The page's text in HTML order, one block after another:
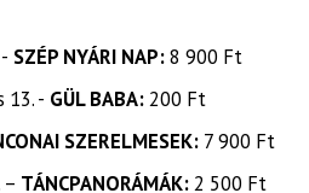
SZÉP NYÁRI NAP:8 900 Ft
13. - GÜL BABA:200 Ft
SZERELMESEK: 7 900 Ft
– TÁNCPANORÁMÁK:2 500 Ft